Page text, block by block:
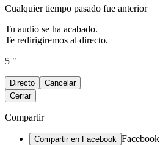
Cualquier tiempo pasado fue anterior
Tu audio se ha acabado.
Te redirigiremos al directo.
5 "
Directo
Cancelar
Cerrar
Compartir
Compartir en Facebook Facebook